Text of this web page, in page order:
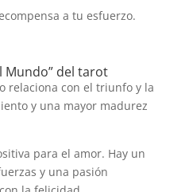
a tu esfuerzo.
Mundo” del tarot
relaciona con el triunfo y la
y una mayor madurez
para el amor. Hay un
y una pasión